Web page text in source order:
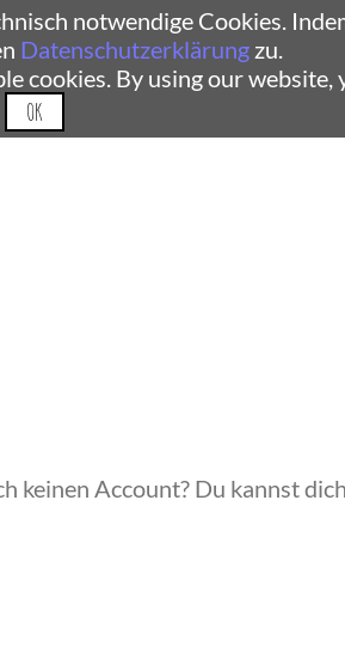
notwendige Cookies.
Datenschutzerklärung zu.
cookies. By using our website,
OK
keinen Account? Du kannst dich